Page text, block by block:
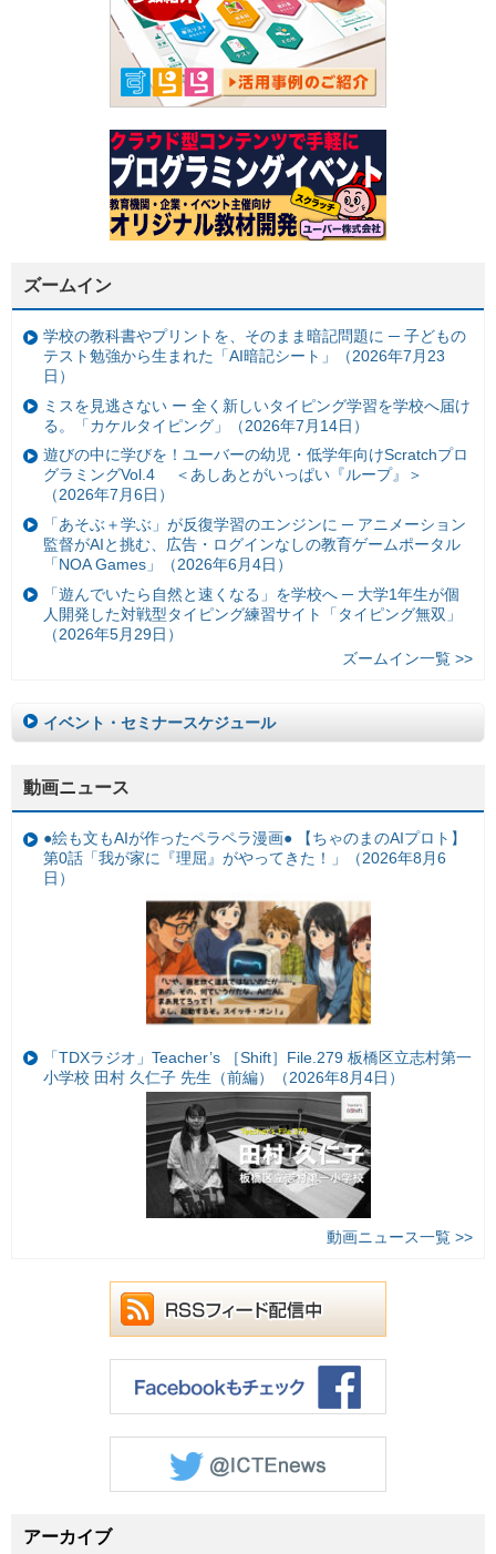
ズームイン
学校の教科書やプリントを、そのまま暗記問題に ─ 子どもの
テスト勉強から生まれた「AI暗記シート」（2026年7月23
日）
ミスを見逃さない ー 全く新しいタイピング学習を学校へ届け
る。「カケルタイピング」（2026年7月14日）
遊びの中に学びを！ユーバーの幼児・低学年向けScratchプロ
グラミングVol.4 ＜あしあとがいっぱい『ループ』＞
（2026年7月6日）
「あそぶ＋学ぶ」が反復学習のエンジンに ─ アニメーション
監督がAIと挑む、広告・ログインなしの教育ゲームポータル
「NOA Games」（2026年6月4日）
「遊んでいたら自然と速くなる」を学校へ ─ 大学1年生が個
人開発した対戦型タイピング練習サイト「タイピング無双」
（2026年5月29日）
ズームイン一覧 >>
イベント・セミナースケジュール
動画ニュース
●絵も文もAIが作ったペラペラ漫画● 【ちゃのまのAIプロト】
第0話「我が家に『理屈』がやってきた！」（2026年8月6
日）
「TDXラジオ」Teacher’s ［Shift］File.279 板橋区立志村第一
小学校 田村 久仁子 先生（前編）（2026年8月4日）
動画ニュース一覧 >>
アーカイブ